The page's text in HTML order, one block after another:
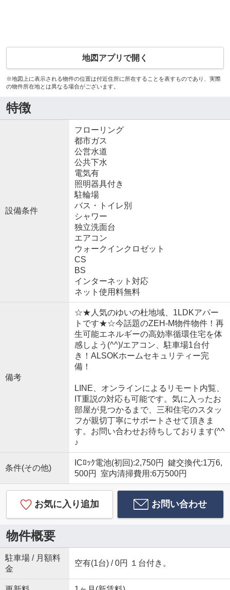
地図アプリで開く
※地図上に表示される物件の位置は付近住所に所在することを表すものであり、実際
の物件所在地とは異なる場合がございます。
特徴
設備条件
フローリング
都市ガス
公営水道
公共下水
電気有
照明器具付き
駐輪場
バス・トイレ別
シャワー
独立洗面台
エアコン
ウォークインクロゼット
CS
BS
インターネット対応
ネット使用料無料
備考
☆★人気のゆいの杜地域、1LDKアパー
トです★☆今話題のZEH-M物件物件！再
生可能エネルギーの高効率循環住宅を体
感しよう(^^)/エアコン、駐車場1台付
き！ALSOKホームセキュリティー完
備！
LINE、オンラインによるリモート内覧、
IT重説の対応も可能です。気に入ったお
部屋が見つかるまで、三和住宅のスタッ
フが親切丁寧にサポートさせて頂きま
す。お問い合わせお待ちしております(^^
♪
条件(その他)
ICﾛｯｸ電池(初回):2,750円 鍵交換代:1万6,
500円 室内清掃費用:6万500円
お気に入り追加 お問い合わせ
物件概要
駐車場 / 月額料
金
空有(1台) / 0円 １台付き。